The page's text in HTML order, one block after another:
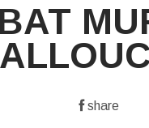
share